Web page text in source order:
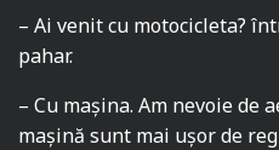
– Ai venit cu motocicleta?
pahar.
– Cu mașina. Am nevoie de
mașină sunt mai ușor de